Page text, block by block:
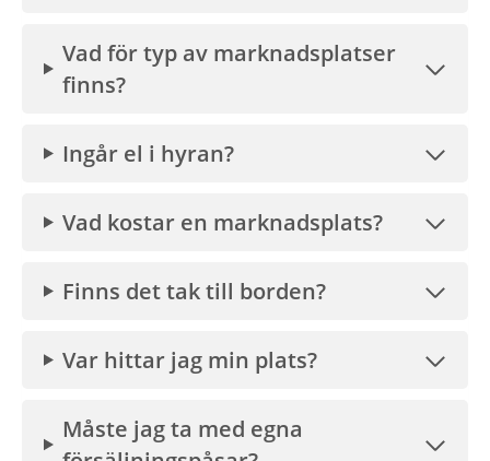
Vad för typ av marknadsplatser
finns?
Ingår el i hyran?
Vad kostar en marknadsplats?
Finns det tak till borden?
Var hittar jag min plats?
Måste jag ta med egna